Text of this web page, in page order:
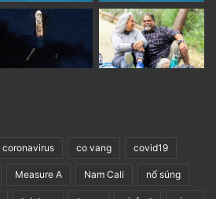
coronavirus co vang covid19
Measure A Nam Cali nổ súng